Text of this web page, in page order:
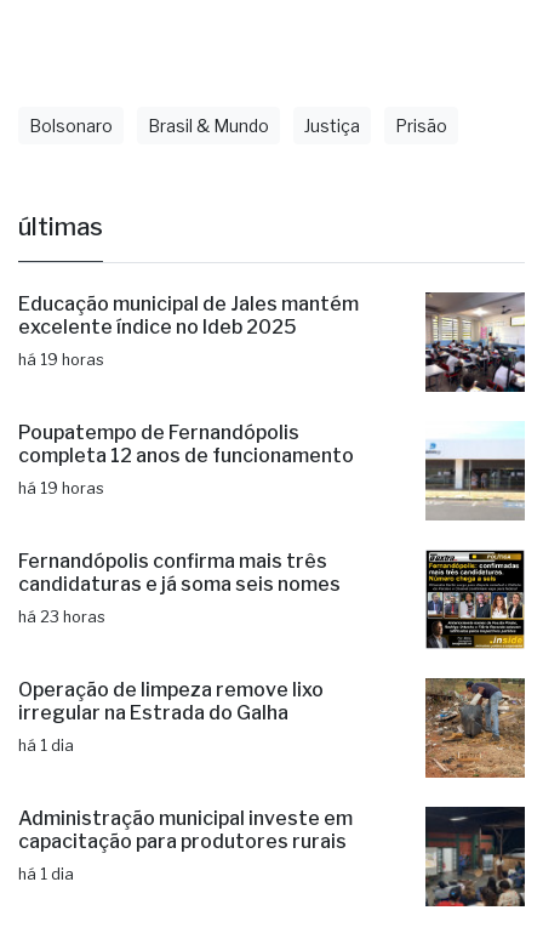
Bolsonaro Brasil & Mundo Justiça Prisão
últimas
Educação municipal de Jales mantém
excelente índice no Ideb 2025
há 19 horas
Poupatempo de Fernandópolis
completa 12 anos de funcionamento
há 19 horas
Fernandópolis confirma mais três
candidaturas e já soma seis nomes
há 23 horas
Operação de limpeza remove lixo
irregular na Estrada do Galha
há 1 dia
Administração municipal investe em
capacitação para produtores rurais
há 1 dia